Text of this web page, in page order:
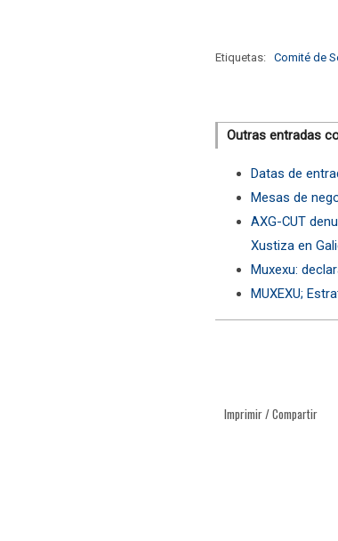
Etiquetas: Comité de
Outras entradas
Datas de
Mesas de
AXG-CUT
Xustiza en
Muxexu:
MUXEXU;
Imprimir / Compartir